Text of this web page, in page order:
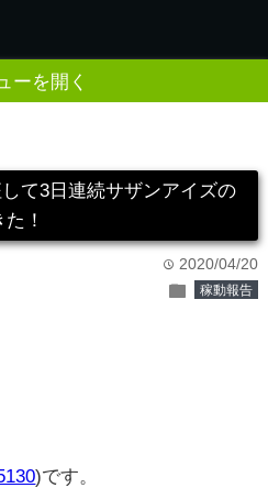
ーを開く
て3日連続サザンアイズの
！
time 2020/04/20
folder 稼動報告
)です。